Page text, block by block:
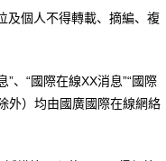
及個人不得轉載、摘編、複
、“國際在線XX消息”“國際
外）均由國廣國際在線網絡